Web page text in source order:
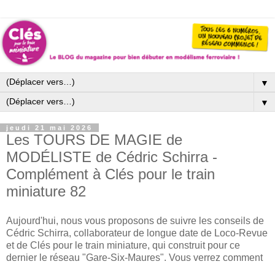
▼
▼
jeudi 21 mai 2026
Les TOURS DE MAGIE de
MODÉLISTE de Cédric Schirra -
Complément à Clés pour le train
miniature 82
Aujourd'hui, nous vous proposons de suivre les conseils de
Cédric Schirra, collaborateur de longue date de Loco-Revue
et de Clés pour le train miniature, qui construit pour ce
dernier le réseau "Gare-Six-Maures". Vous verrez comment